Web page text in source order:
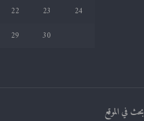
22 23
24
29 30
بحث في الموقع